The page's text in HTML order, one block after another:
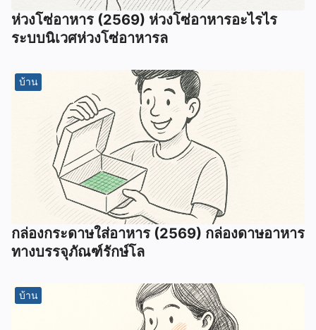
ห่วงโซ่อาหาร (2569) ห่วงโซ่อาหารอะไรไร
ระบบนิเวศห่วงโซ่อาหารล
บ้าน
กล่องกระดาษใส่อาหาร (2569) กล่องดาษอาหาร
ทางบรรจุภัณฑ์รักษ์โล
บ้าน